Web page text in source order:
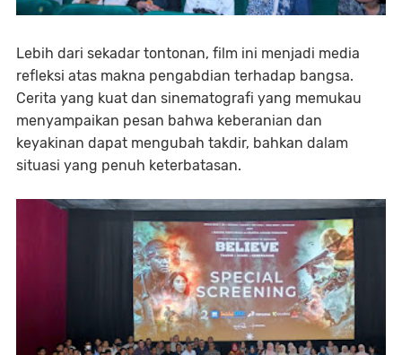
Lebih dari sekadar tontonan, film ini menjadi media
refleksi atas makna pengabdian terhadap bangsa.
Cerita yang kuat dan sinematografi yang memukau
menyampaikan pesan bahwa keberanian dan
keyakinan dapat mengubah takdir, bahkan dalam
situasi yang penuh keterbatasan.